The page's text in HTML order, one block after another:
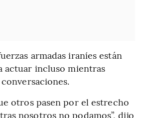
armadas iraníes están
actuar incluso mientras
otros pasen por el estrecho
nosotros no podamos”, dijo